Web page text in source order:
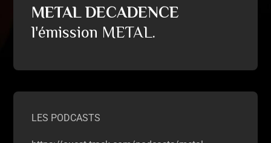
METAL DECADENCE
l'émission METAL.
LES PODCASTS